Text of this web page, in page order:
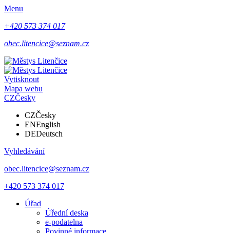
Menu
+420 573 374 017
obec.litencice@seznam.cz
Vytisknout
Mapa webu
CZČesky
CZČesky
ENEnglish
DEDeutsch
Vyhledávání
obec.litencice@seznam.cz
+420 573 374 017
Úřad
Úřední deska
e-podatelna
Povinné informace